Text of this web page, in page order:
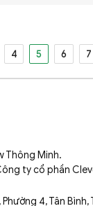
4 5 6 7
Thông Minh.
ty cổ phần
4, Tân Bình,